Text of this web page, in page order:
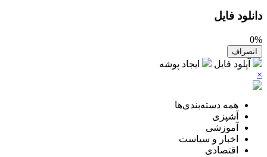
دانلود فایل
0%
انصراف
آپلود فایل
ایجاد پوشه
×
همه دسته‌بندی‌ها
آشپزی
آموزشی
اخبار و سیاست
اقتصادی